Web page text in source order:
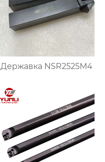
Державка NSR2525M4